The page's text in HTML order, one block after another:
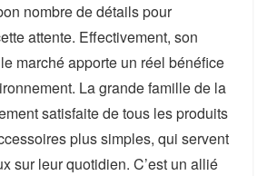
nombre de détails pour
attente. Effectivement, son
marché apporte un réel bénéfice
La grande famille de la
satisfaite de tous les produits
plus simples, qui servent
sur leur quotidien. C’est un allié